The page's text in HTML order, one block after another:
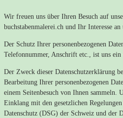
Wir freuen uns über Ihren Besuch auf
buchstabenmalerei.ch und Ihr Interesse an
Der Schutz Ihrer personenbezogenen
Telefonnummer, Anschrift etc., ist uns
Der Zweck dieser Datenschutzerklärung
Bearbeitung Ihrer personenbezogenen
einem Seitenbesuch von Ihnen sammeln.
Einklang mit den gesetzlichen Regelungen
Datenschutz (DSG) der Schweiz und der